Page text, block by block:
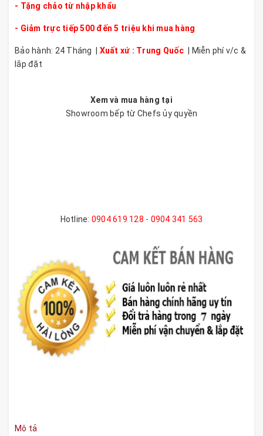
- Tặng chảo từ nhập khẩu
- Giảm trực tiếp 500 đến 5 triệu khi mua hàng
Bảo hành: 24 Tháng | Xuất xứ : Trung Quốc
| Miễn phí v/c &
lắp đặt
Xem và mua hàng tại
Showroom bếp từ Chefs ủy quyền
Hotline: 0904 619 128 - 0904 341 563
Mô tả